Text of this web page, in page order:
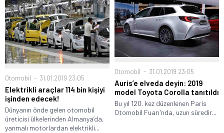
Otomobil 31.01.2019 23:05
Elektrikli araçlar 114 bin kişiyi
işinden edecek!
Dünyanın önde gelen otomobil
üreticisi ülkelerinden Almanya’da,
yanmalı motorlardan elektrikli...
Otomobil 31.01.2019 23:05
Auris’e elveda deyin: 2019
model Toyota Corolla tanıtıldı
Bu yıl 120. kez düzenlenen Paris
Otomobil Fuarı'nda, uzun süredir...